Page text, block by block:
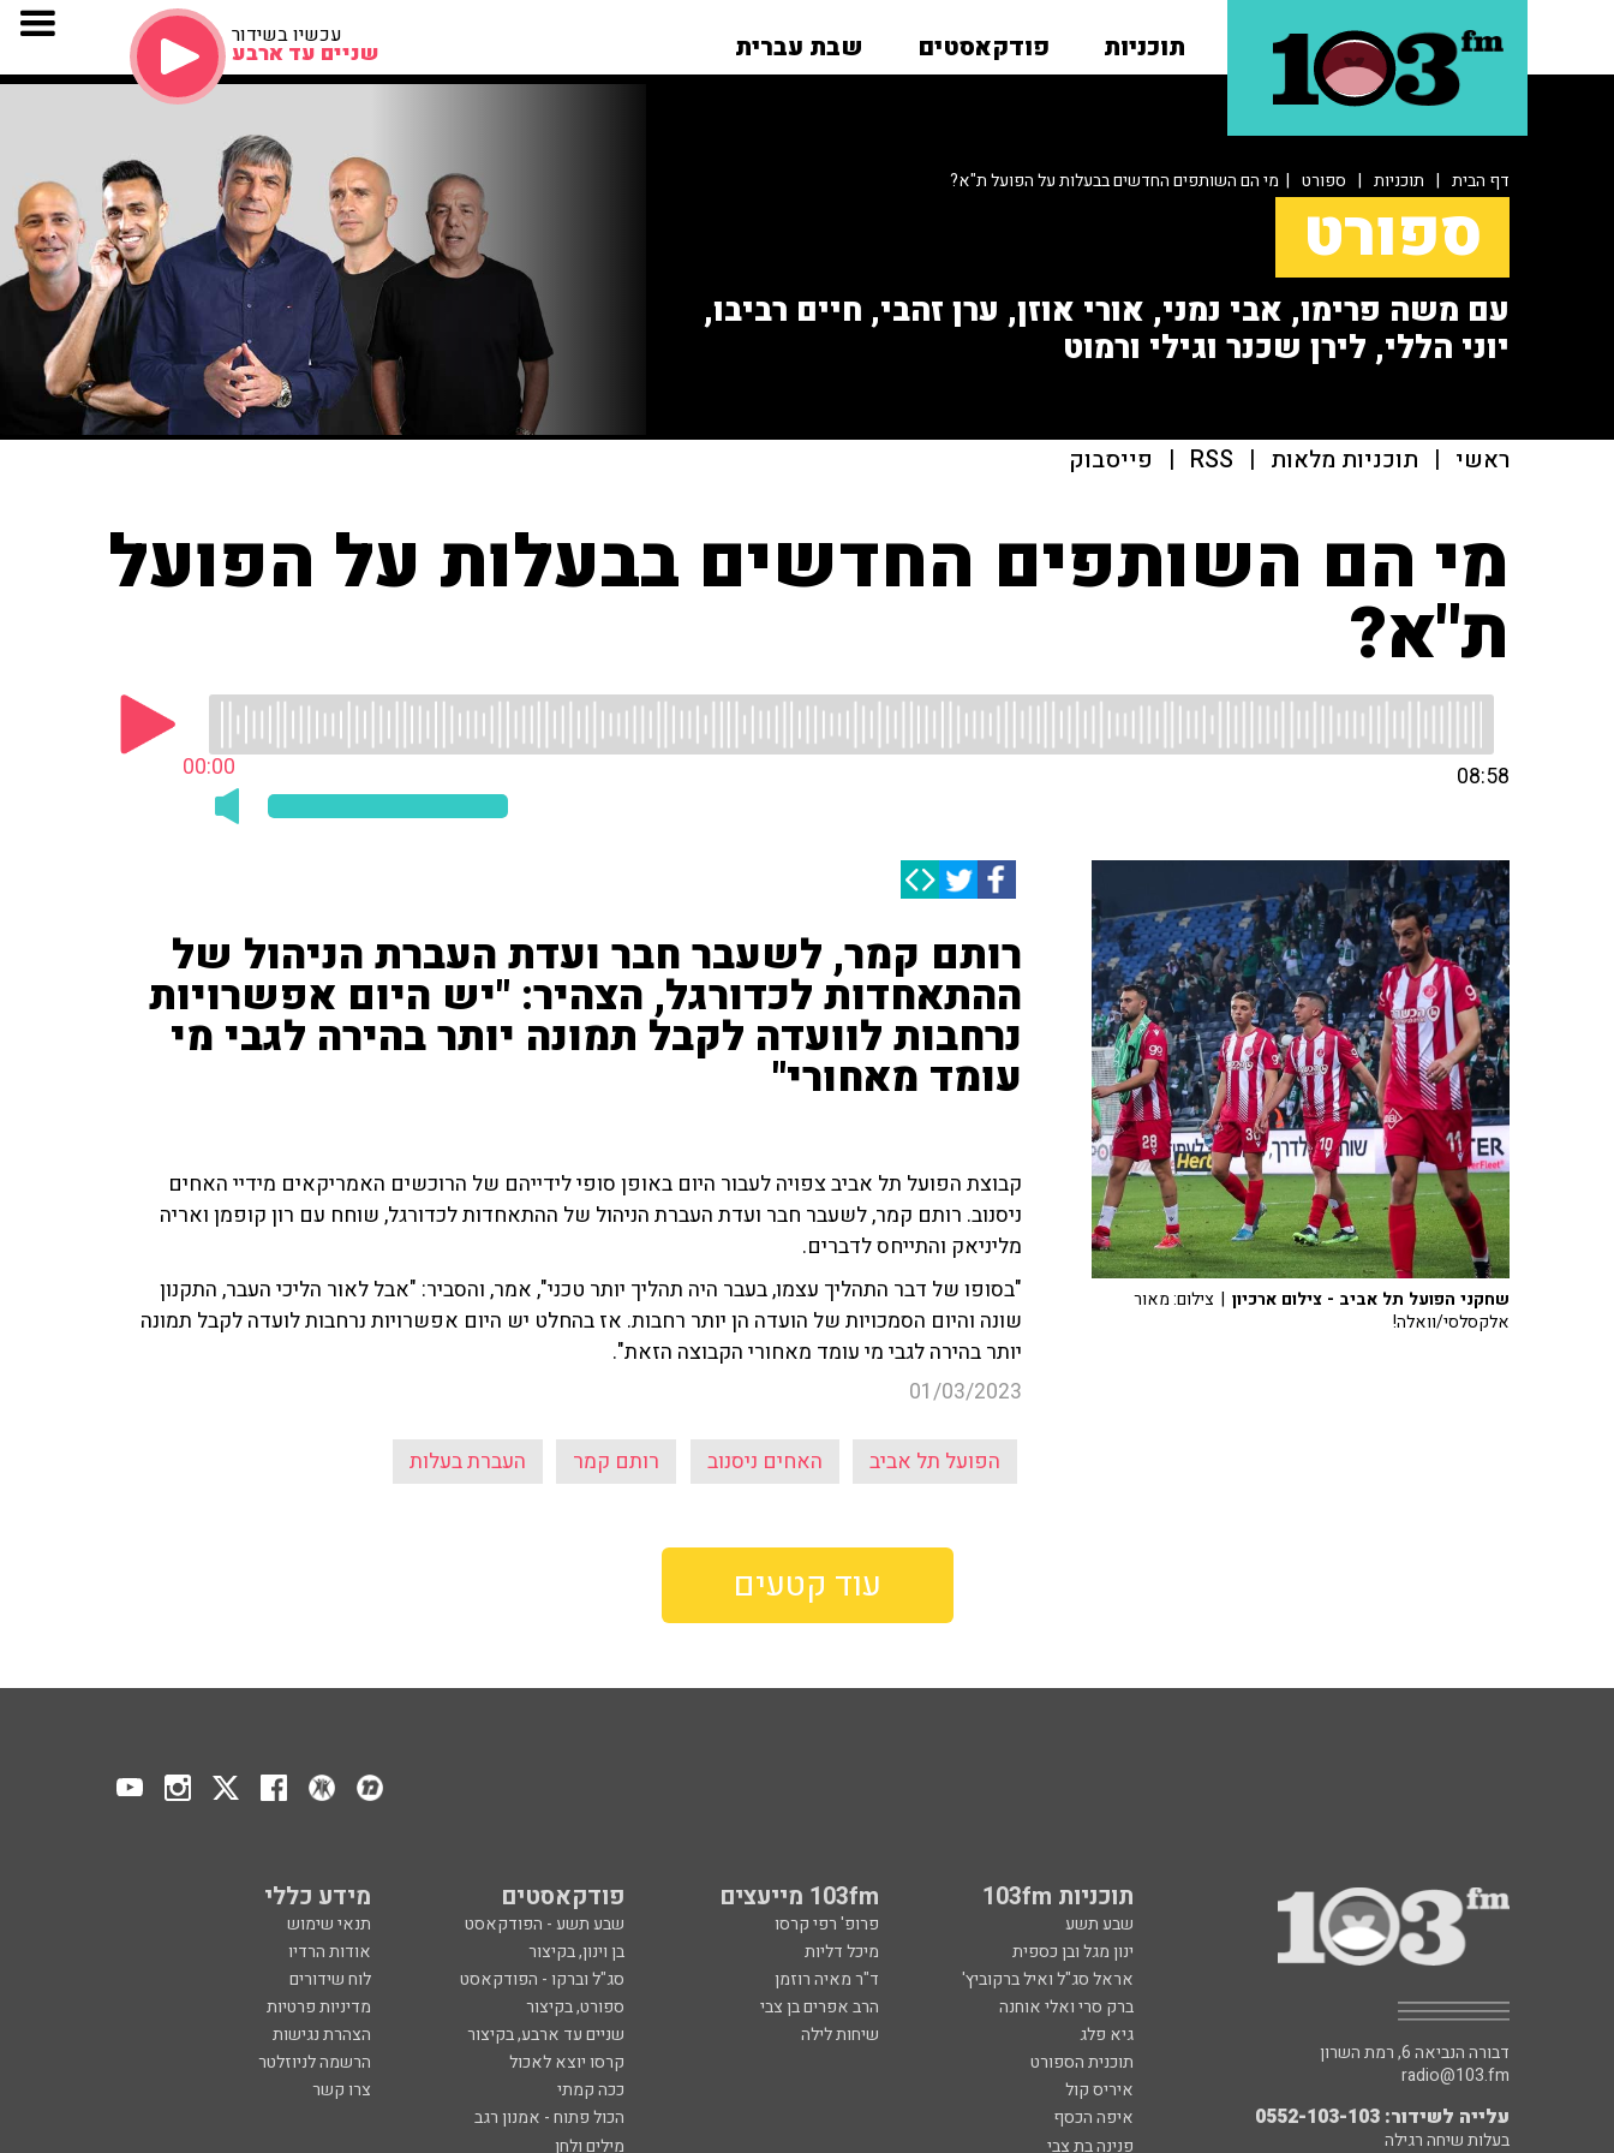
תוכניות פודקאסטים שבת עברית עכשיו בשידור
שניים עד ארבע
דף הבית | תוכניות | ספורט | מי הם השותפים החדשים בבעלות על הפועל ת"א?
ספורט
עם משה פרימו, אבי נמני, אורי אוזן, ערן זהבי, חיים רביבו,
יוני הללי, לירן שכנר וגילי ורמוט
ראשי | תוכניות מלאות |
RSS
| פייסבוק
מי הם השותפים החדשים בבעלות על הפועל
ת"א?
00:00 08:58
רותם קמר, לשעבר חבר ועדת העברת הניהול של
ההתאחדות לכדורגל, הצהיר: "יש היום אפשרויות
נרחבות לוועדה לקבל תמונה יותר בהירה לגבי מי
עומד מאחורי"
קבוצת הפועל תל אביב צפויה לעבור היום באופן סופי לידייהם של הרוכשים האמריקאים מידיי האחים
ניסנוב. רותם קמר, לשעבר חבר ועדת העברת הניהול של ההתאחדות לכדורגל, שוחח עם רון קופמן ואריה
מליניאק והתייחס לדברים.
"בסופו של דבר התהליך עצמו, בעבר היה תהליך יותר טכני", אמר, והסביר: "אבל לאור הליכי העבר, התקנון
שונה והיום הסמכויות של הועדה הן יותר רחבות. אז בהחלט יש היום אפשרויות נרחבות לועדה לקבל תמונה
יותר בהירה לגבי מי עומד מאחורי הקבוצה הזאת".
01/03/2023
הפועל תל אביב האחים ניסנוב רותם קמר העברת בעלות
שחקני הפועל תל אביב - צילום ארכיון | צילום: מאור
אלקסלסי/וואלה!
עוד קטעים
תוכניות 103fm 103fm מייעצים פודקאסטים מידע כללי
שבע תשע פרופ' רפי קרסו שבע תשע - הפודקאסט
תנאי שימוש
ינון מגל ובן כספית
מיכל דליות בן וינון, בקיצור
אודות הרדיו
אראל סג"ל ואיל ברקוביץ'
ד"ר מאיה רוזמן סג"ל וברקו - הפודקאסט
לוח שידורים
ברק סרי ואלי אוחנה
הרב אפרים בן צבי ספורט, בקיצור
מדיניות פרטיות
גיא פלג
שיחות לילה שניים עד ארבע, בקיצור
הצהרת נגישות
תוכנית הספורט
קרסו יוצא לאכול
הרשמה לניוזלטר
איריס קול
ככה קמתי
צרו קשר
איפה הכסף
הכול פתוח - אמנון רגב
פנינה בת צבי
מילים ולחן
דבורה הנביאה 6, רמת השרון
radio@103.fm
עלייה לשידור: 0552-103-103
בעלות שיחה רגילה